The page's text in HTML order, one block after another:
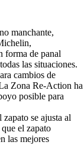
manchante,
forma de panal
las situaciones.
cambios de
Zona Re-Action ha
posible para
se ajusta al
el zapato
las mejores